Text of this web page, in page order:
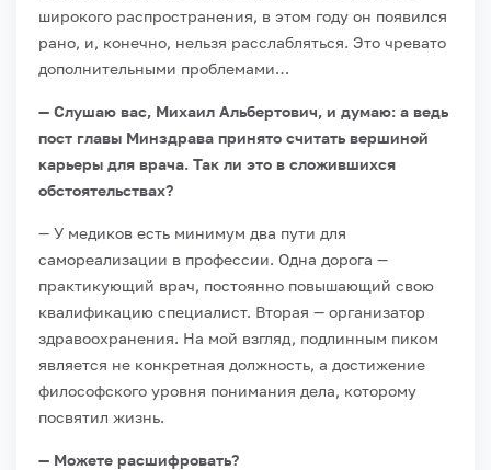
широкого распространения, в этом году он появился
рано, и, конечно, нельзя расслабляться. Это чревато
дополнительными проблемами…
— Слушаю вас, Михаил Альбертович, и думаю: а ведь
пост главы Минздрава принято считать вершиной
карьеры для врача. Так ли это в сложившихся
обстоятельствах?
— У медиков есть минимум два пути для
самореализации в профессии. Одна дорога —
практикующий врач, постоянно повышающий свою
квалификацию специалист. Вторая — организатор
здравоохранения. На мой взгляд, подлинным пиком
является не конкретная должность, а достижение
философского уровня понимания дела, которому
посвятил жизнь.
— Можете расшифровать?